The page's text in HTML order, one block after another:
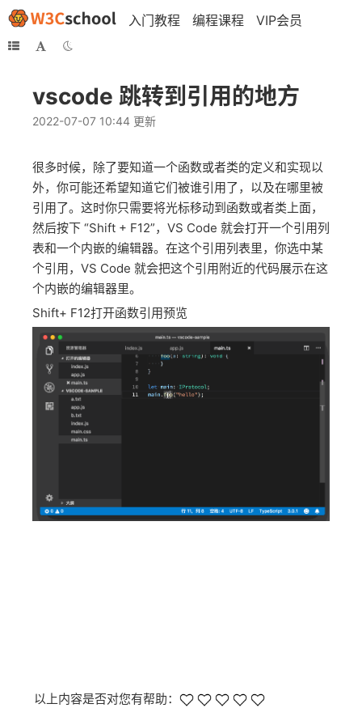
入门教程 编程课程 VIP会员
vscode 跳转到引用的地方
2022-07-07 10:44 更新
很多时候，除了要知道一个函数或者类的定义和实现以
外，你可能还希望知道它们被谁引用了，以及在哪里被
引用了。这时你只需要将光标移动到函数或者类上面，
然后按下 “Shift + F12”，VS Code 就会打开一个引用列
表和一个内嵌的编辑器。在这个引用列表里，你选中某
个引用，VS Code 就会把这个引用附近的代码展示在这
个内嵌的编辑器里。
Shift+ F12打开函数引用预览
以上内容是否对您有帮助：